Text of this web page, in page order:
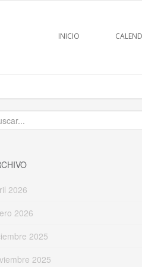
INICIO
2026
2026
2025
2025